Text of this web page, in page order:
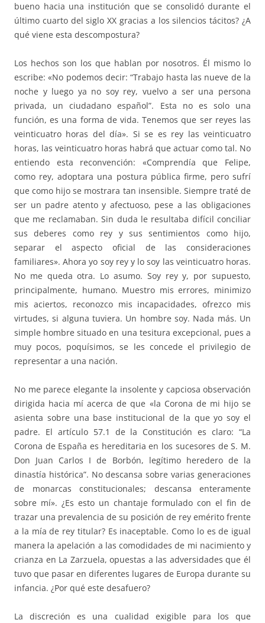
bueno hacia una institución que se consolidó durante el
último cuarto del siglo XX gracias a los silencios tácitos? ¿A
qué viene esta descompostura?
Los hechos son los que hablan por nosotros. Él mismo lo
escribe: «No podemos decir: “Trabajo hasta las nueve de la
noche y luego ya no soy rey, vuelvo a ser una persona
privada, un ciudadano español”. Esta no es solo una
función, es una forma de vida. Tenemos que ser reyes las
veinticuatro horas del día». Si se es rey las veinticuatro
horas, las veinticuatro horas habrá que actuar como tal. No
entiendo esta reconvención: «Comprendía que Felipe,
como rey, adoptara una postura pública firme, pero sufrí
que como hijo se mostrara tan insensible. Siempre traté de
ser un padre atento y afectuoso, pese a las obligaciones
que me reclamaban. Sin duda le resultaba difícil conciliar
sus deberes como rey y sus sentimientos como hijo,
separar el aspecto oficial de las consideraciones
familiares». Ahora yo soy rey y lo soy las veinticuatro horas.
No me queda otra. Lo asumo. Soy rey y, por supuesto,
principalmente, humano. Muestro mis errores, minimizo
mis aciertos, reconozco mis incapacidades, ofrezco mis
virtudes, si alguna tuviera. Un hombre soy. Nada más. Un
simple hombre situado en una tesitura excepcional, pues a
muy pocos, poquísimos, se les concede el privilegio de
representar a una nación.
No me parece elegante la insolente y capciosa observación
dirigida hacia mí acerca de que «la Corona de mi hijo se
asienta sobre una base institucional de la que yo soy el
padre. El artículo 57.1 de la Constitución es claro: “La
Corona de España es hereditaria en los sucesores de S. M.
Don Juan Carlos I de Borbón, legítimo heredero de la
dinastía histórica”. No descansa sobre varias generaciones
de monarcas constitucionales; descansa enteramente
sobre mí». ¿Es esto un chantaje formulado con el fin de
trazar una prevalencia de su posición de rey emérito frente
a la mía de rey titular? Es inaceptable. Como lo es de igual
manera la apelación a las comodidades de mi nacimiento y
crianza en La Zarzuela, opuestas a las adversidades que él
tuvo que pasar en diferentes lugares de Europa durante su
infancia. ¿Por qué este desafuero?
La discreción es una cualidad exigible para los que